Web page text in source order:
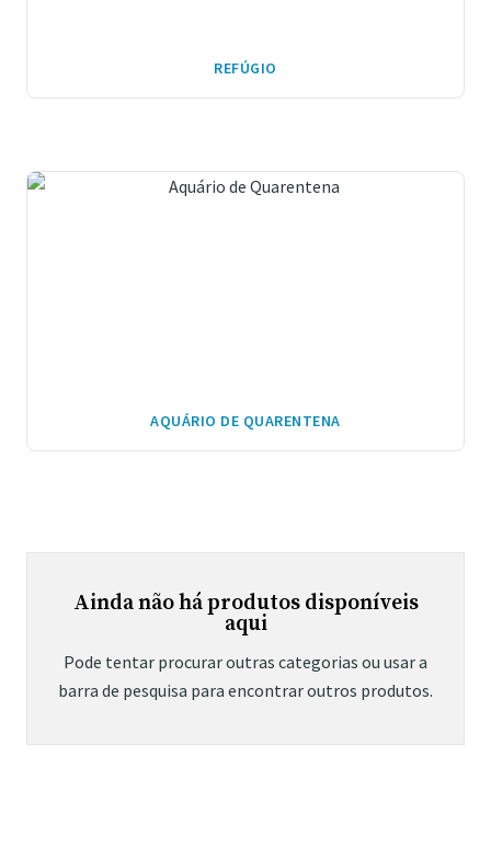
REFÚGIO
AQUÁRIO DE QUARENTENA
Ainda não há produtos disponíveis
aqui
Pode tentar procurar outras categorias ou usar a
barra de pesquisa para encontrar outros produtos.